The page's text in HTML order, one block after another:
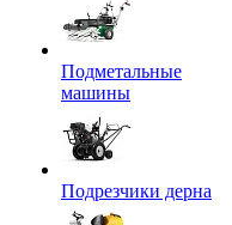
Подметальные
машины
Подрезчики дерна